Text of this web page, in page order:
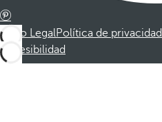
Aviso LegalPolítica de privacidad
Accesibilidad